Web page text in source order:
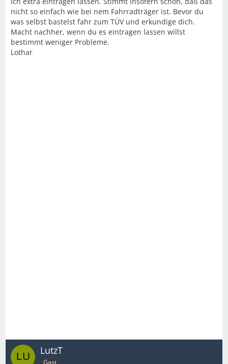
nicht so einfach wie bei nem Fahrradträger ist. Bevor du
was selbst bastelst fahr zum TÜV und erkundige dich.
Macht nachher, wenn du es eintragen lassen willst
bestimmt weniger Probleme.
Lothar
LutzT
Gast